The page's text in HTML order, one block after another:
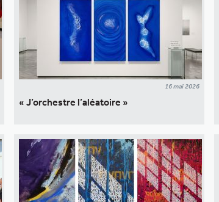
16 mai 2026
« J’orchestre l’aléatoire »